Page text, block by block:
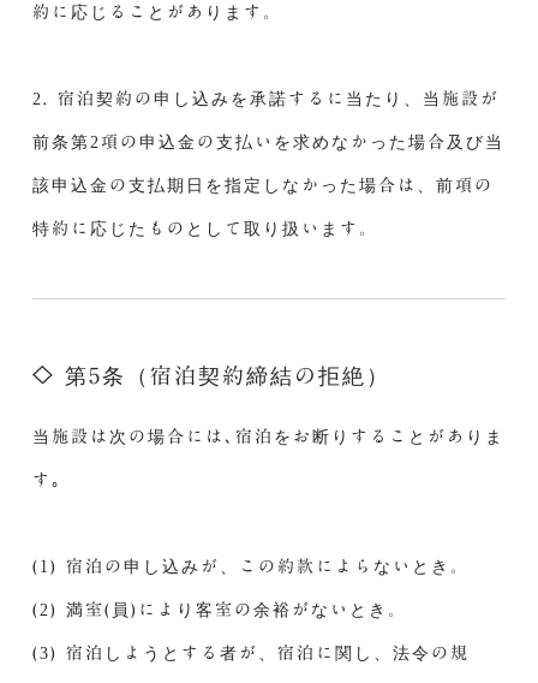
約に応じることがあります。
2. 宿泊契約の申し込みを承諾するに当たり、当施設が
前条第2項の申込金の支払いを求めなかった場合及び当
該申込金の支払期日を指定しなかった場合は、前項の
特約に応じたものとして取り扱います。
第5条（宿泊契約締結の拒絶）
当施設は次の場合には､宿泊をお断りすることがありま
す｡
(1) 宿泊の申し込みが、この約款によらないとき。
(2) 満室(員)により客室の余裕がないとき。
(3) 宿泊しようとする者が、宿泊に関し、法令の規